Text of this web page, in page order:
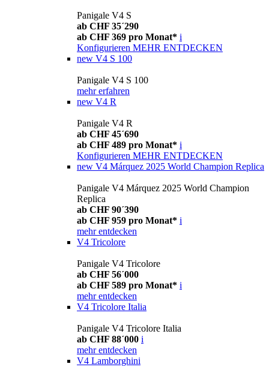
Panigale V4 S
ab CHF 35´290
ab CHF 369 pro Monat* i
Konfigurieren MEHR ENTDECKEN
new V4 S 100
Panigale V4 S 100
mehr erfahren
new V4 R
Panigale V4 R
ab CHF 45´690
ab CHF 489 pro Monat* i
Konfigurieren MEHR ENTDECKEN
new V4 Márquez 2025 World Champion Replica
Panigale V4 Márquez 2025 World Champion
Replica
ab CHF 90´390
ab CHF 959 pro Monat* i
mehr entdecken
V4 Tricolore
Panigale V4 Tricolore
ab CHF 56´000
ab CHF 589 pro Monat* i
mehr entdecken
V4 Tricolore Italia
Panigale V4 Tricolore Italia
ab CHF 88´000 i
mehr entdecken
V4 Lamborghini